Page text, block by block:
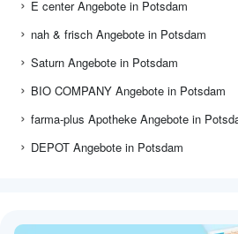
E center Angebote in Potsdam
nah & frisch Angebote in Potsdam
Saturn Angebote in Potsdam
BIO COMPANY Angebote in Potsdam
farma-plus Apotheke Angebote in
DEPOT Angebote in Potsdam